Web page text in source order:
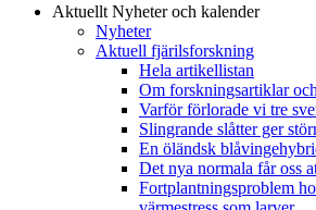
Aktuellt Nyheter och kalender
Nyheter
Aktuell fjärilsforskning
Hela artikellistan
Om forskningsartiklar
Varför förlorade vi tre
Slingrande slåtter ger
En öländsk
Det nya normala får oss
Fortplantningsproblem